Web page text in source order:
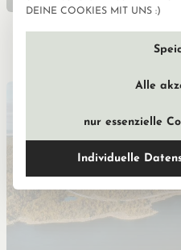
Leipzig Restaurants
DEINE COOKIES MIT UNS :)
Alle
nur essenzielle
Individuelle